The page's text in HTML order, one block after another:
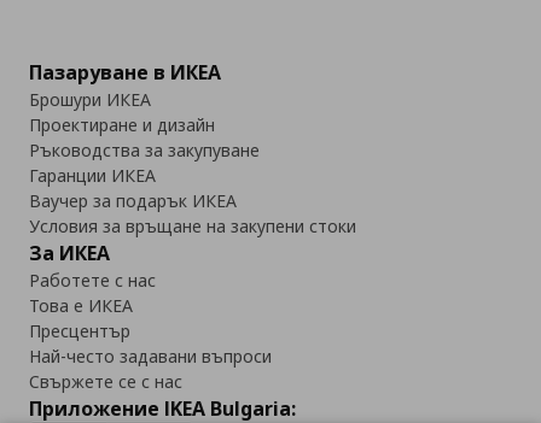
Пазаруване в ИКЕА
Брошури ИКЕА
Проектиране и дизайн
Ръководства за закупуване
Гаранции ИКЕА
Ваучер за подарък ИКЕА
Условия за връщане на закупени стоки
За ИКЕА
Работете с нас
Това е ИКЕА
Пресцентър
Най-често задавани въпроси
Свържете се с нас
Приложение IKEA Bulgaria: